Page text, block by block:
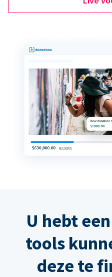
U hebt
tools
deze te